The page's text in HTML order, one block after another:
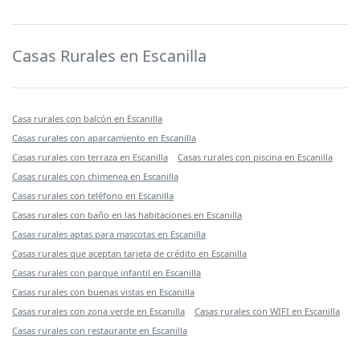
Casas Rurales en Escanilla
Casa rurales con balcón en Escanilla
Casas rurales con aparcamiento en Escanilla
Casas rurales con terraza en Escanilla
Casas rurales con piscina en Escanilla
Casas rurales con chimenea en Escanilla
Casas rurales con teléfono en Escanilla
Casas rurales con baño en las habitaciones en Escanilla
Casas rurales aptas para mascotas en Escanilla
Casas rurales que aceptan tarjeta de crédito en Escanilla
Casas rurales con parque infantil en Escanilla
Casas rurales con buenas vistas en Escanilla
Casas rurales con zona verde en Escanilla
Casas rurales con WIFI en Escanilla
Casas rurales con restaurante en Escanilla